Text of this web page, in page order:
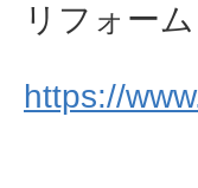
リフォー
https://